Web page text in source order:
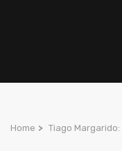
Home > Tiago